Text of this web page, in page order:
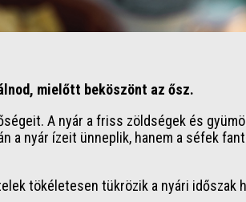
mielőtt beköszönt az ősz.
A nyár a friss zöldségek és
a nyár ízeit ünneplik, hanem a séfek
tökéletesen tükrözik a nyári időszak